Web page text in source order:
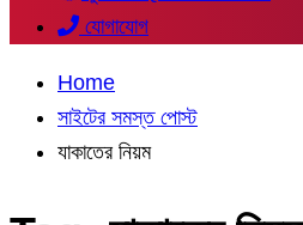
যোগাযোগ
Home
সাইটের সমস্ত পোস্ট
যাকাতের নিয়ম